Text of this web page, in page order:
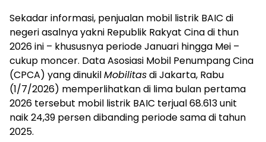
Sekadar informasi, penjualan mobil listrik BAIC di
negeri asalnya yakni Republik Rakyat Cina di thun
2026 ini – khususnya periode Januari hingga Mei –
cukup moncer. Data Asosiasi Mobil Penumpang Cina
(CPCA) yang dinukilMobilitasdi Jakarta, Rabu
(1/7/2026) memperlihatkan di lima bulan pertama
2026 tersebut mobil listrik BAIC terjual 68.613 unit
naik 24,39 persen dibanding periode sama di tahun
2025.